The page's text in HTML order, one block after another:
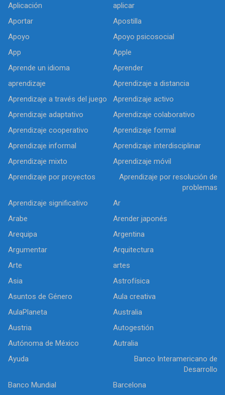
Aplicación
aplicar
Aportar
Apostilla
Apoyo
Apoyo psicosocial
App
Apple
Aprende un idioma
Aprender
aprendizaje
Aprendizaje a distancia
Aprendizaje a través del juego
Aprendizaje activo
Aprendizaje adaptativo
Aprendizaje colaborativo
Aprendizaje cooperativo
Aprendizaje formal
Aprendizaje informal
Aprendizaje interdisciplinar
Aprendizaje mixto
Aprendizaje móvil
Aprendizaje por proyectos
Aprendizaje por resolución de
problemas
Aprendizaje significativo
Ar
Arabe
Arender japonés
Arequipa
Argentina
Argumentar
Arquitectura
Arte
artes
Asia
Astrofísica
Asuntos de Género
Aula creativa
AulaPlaneta
Australia
Austria
Autogestión
Autónoma de México
Autralia
Ayuda
Banco Interamericano de
Desarrollo
Banco Mundial
Barcelona